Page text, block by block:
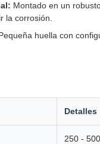
Montado en un
la corrosión.
huella con
Detalles
250 -